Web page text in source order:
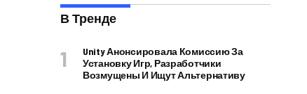
В Тренде
Unity Анонсировала Комиссию За
Установку Игр, Разработчики
Возмущены И Ищут Альтернативу